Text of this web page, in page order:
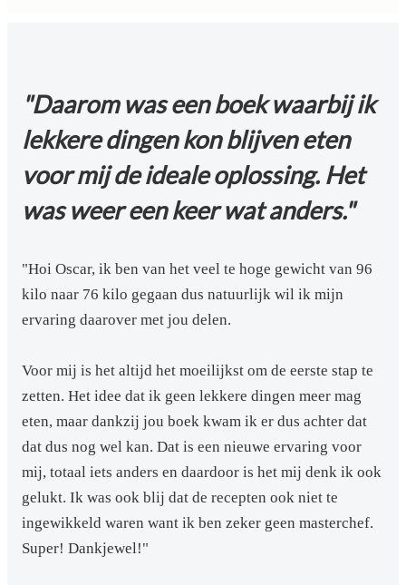
"Daarom was een boek waarbij ik
lekkere dingen kon blijven eten
voor mij de ideale oplossing. Het
was weer een keer wat anders."
"Hoi Oscar, ik ben van het veel te hoge gewicht van 96
kilo naar 76 kilo gegaan dus natuurlijk wil ik mijn
ervaring daarover met jou delen.
Voor mij is het altijd het moeilijkst om de eerste stap te
zetten. Het idee dat ik geen lekkere dingen meer mag
eten, maar dankzij jou boek kwam ik er dus achter dat
dat dus nog wel kan. Dat is een nieuwe ervaring voor
mij, totaal iets anders en daardoor is het mij denk ik ook
gelukt. Ik was ook blij dat de recepten ook niet te
ingewikkeld waren want ik ben zeker geen masterchef.
Super! Dankjewel!"